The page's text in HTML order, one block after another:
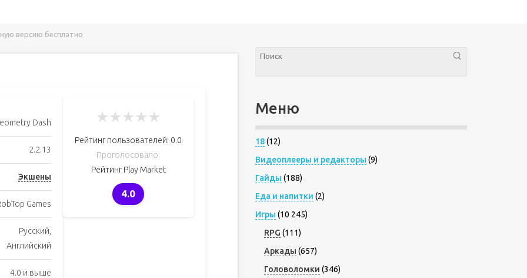
версию бесплатно
Dash
2.2.13
Экшены
Games
Русский,
Английский
4.0 и выше
★★★★★
Рейтинг пользователей: 0.0
Проголосовало:
Рейтинг Play Market
4.0
Меню
18(12)
Видеоплееры и редакторы (9)
Гайды (188)
Еда и напитки (2)
Игры (10 245)
RPG (111)
Аркады (657)
Головоломки (346)